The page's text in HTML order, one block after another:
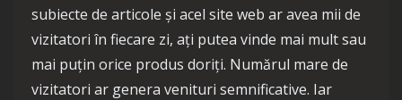
subiecte de articole și acel site web ar avea mii de
vizitatori în fiecare zi, ați putea vinde mai mult sau
mai puțin orice produs doriți. Numărul mare de
vizitatori ar genera venituri semnificative. Iar